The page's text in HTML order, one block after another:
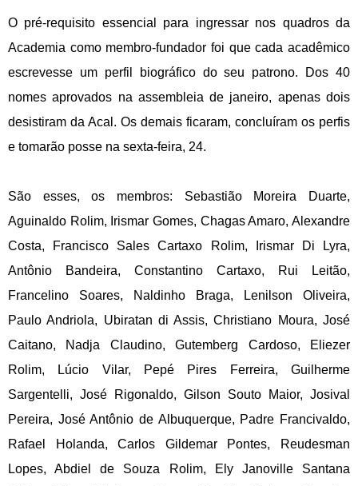
O pré-requisito essencial para ingressar nos quadros da
Academia como membro-fundador foi que cada acadêmico
escrevesse um perfil biográfico do seu patrono. Dos 40
nomes aprovados na assembleia de janeiro, apenas dois
desistiram da Acal. Os demais ficaram, concluíram os perfis
e tomarão posse na sexta-feira, 24.
São esses, os membros: Sebastião Moreira Duarte,
Aguinaldo Rolim, Irismar Gomes, Chagas Amaro, Alexandre
Costa, Francisco Sales Cartaxo Rolim, Irismar Di Lyra,
Antônio Bandeira, Constantino Cartaxo, Rui Leitão,
Francelino Soares, Naldinho Braga, Lenilson Oliveira,
Paulo Andriola, Ubiratan di Assis, Christiano Moura, José
Caitano, Nadja Claudino, Gutemberg Cardoso, Eliezer
Rolim, Lúcio Vilar, Pepé Pires Ferreira, Guilherme
Sargentelli, José Rigonaldo, Gilson Souto Maior, Josival
Pereira, José Antônio de Albuquerque, Padre Francivaldo,
Rafael Holanda, Carlos Gildemar Pontes, Reudesman
Lopes, Abdiel de Souza Rolim, Ely Janoville Santana